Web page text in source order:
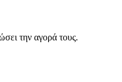
την αγορά τους.